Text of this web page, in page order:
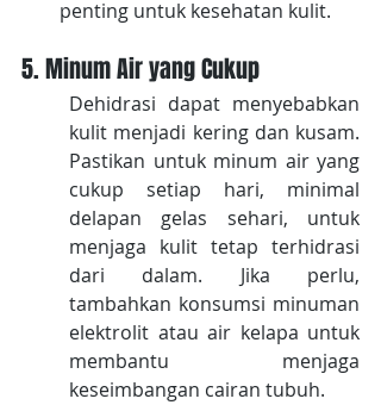
penting untuk kesehatan kulit.
5. Minum Air yang Cukup
Dehidrasi dapat menyebabkan
kulit menjadi kering dan kusam.
Pastikan untuk minum air yang
cukup setiap hari, minimal
delapan gelas sehari, untuk
menjaga kulit tetap terhidrasi
dari dalam. Jika perlu,
tambahkan konsumsi minuman
elektrolit atau air kelapa untuk
membantu menjaga
keseimbangan cairan tubuh.